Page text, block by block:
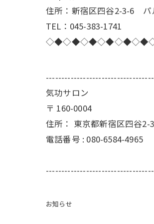
住所：新宿区四谷2-3-6 パ
TEL：045-383-1741
気功サロン
〒 160-0004
住所： 東京都新宿区四谷2-
電話番号 : 080-6584-4965
お知らせ